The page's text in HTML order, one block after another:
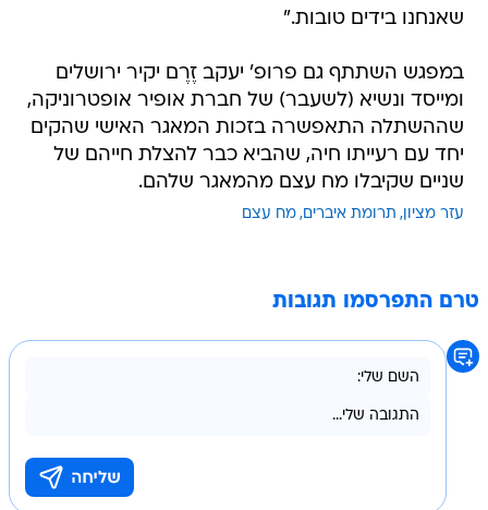
שאנחנו בידים טובות."
במפגש השתתף גם פרופ' יעקב זֶרֶם יקיר ירושלים
ומייסד ונשיא (לשעבר) של חברת אופיר אופטרוניקה,
שההשתלה התאפשרה בזכות המאגר האישי שהקים
יחד עם רעייתו חיה, שהביא כבר להצלת חייהם של
שניים שקיבלו מח עצם מהמאגר שלהם.
עזר מציון תרומת איברים מח עצם
טרם התפרסמו תגובות